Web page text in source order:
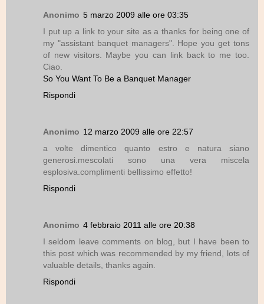
Anonimo 5 marzo 2009 alle ore 03:35
I put up a link to your site as a thanks for being one of
my "assistant banquet managers". Hope you get tons
of new visitors. Maybe you can link back to me too.
Ciao.
So You Want To Be a Banquet Manager
Rispondi
Anonimo 12 marzo 2009 alle ore 22:57
a volte dimentico quanto estro e natura siano
generosi.mescolati sono una vera miscela
esplosiva.complimenti bellissimo effetto!
Rispondi
Anonimo 4 febbraio 2011 alle ore 20:38
I seldom leave comments on blog, but I have been to
this post which was recommended by my friend, lots of
valuable details, thanks again.
Rispondi